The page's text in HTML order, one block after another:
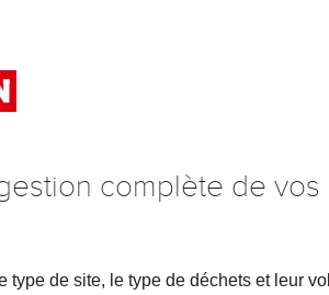
complète de vos
type de site, le type de déchets et leur